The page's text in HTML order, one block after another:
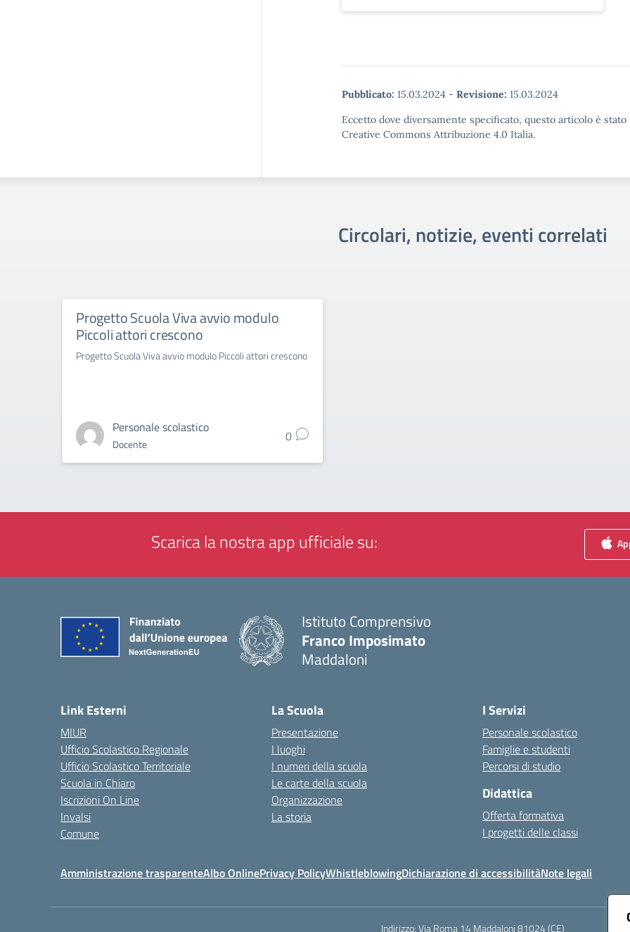
Pubblicato: 15.03.2024 - Revisione: 15.03.2024
Eccetto dove diversamente specificato, questo articolo è
Creative Commons Attribuzione 4.0 Italia.
Circolari, notizie, eventi correlati
Progetto Scuola Viva avvio modulo
Piccoli attori crescono
Progetto Scuola Viva avvio modulo Piccoli attori crescono
Personale scolastico
Docente 0
Scarica la nostra app ufficiale su:
Istituto Comprensivo
Franco Imposimato
Maddaloni
Link Esterni
MIUR
Ufficio Scolastico Regionale
Ufficio Scolastico Territoriale
Scuola in Chiaro
Iscrizioni On Line
Invalsi
Comune
La Scuola
Presentazione
I luoghi
I numeri della scuola
Le carte della scuola
Organizzazione
La storia
I Servizi
Personale scolastico
Famiglie e studenti
Percorsi di studio
Didattica
Offerta formativa
I progetti delle classi
Amministrazione trasparenteAlbo OnlinePrivacy PolicyWhistleblowingDichiarazione di accessibilitàNote legali
Indirizzo:Via Roma 14 Maddaloni 81024 (CE)